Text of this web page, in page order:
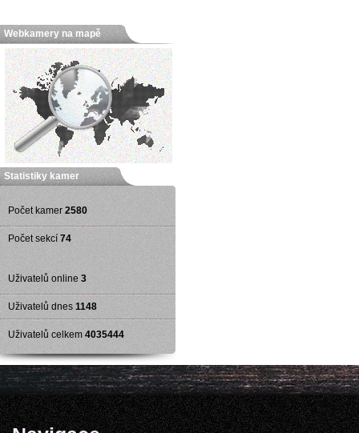
Webkamery na mapě
Statistiky kamer
Počet kamer 2580
Počet sekcí 74
Uživatelů online 3
Uživatelů dnes 1148
Uživatelů celkem 4035444